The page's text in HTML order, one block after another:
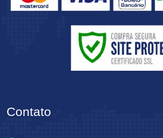
Contato